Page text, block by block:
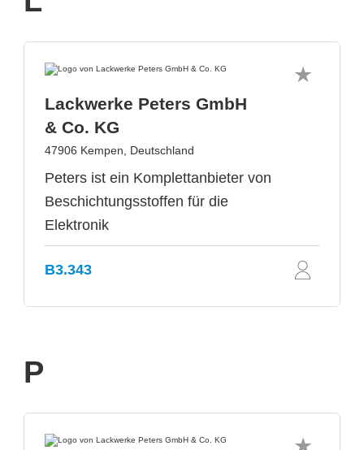
Lackwerke Peters GmbH
& Co. KG
47906 Kempen, Deutschland
Peters ist ein Komplettanbieter von
Beschichtungsstoffen für die
Elektronik
B3.343
P